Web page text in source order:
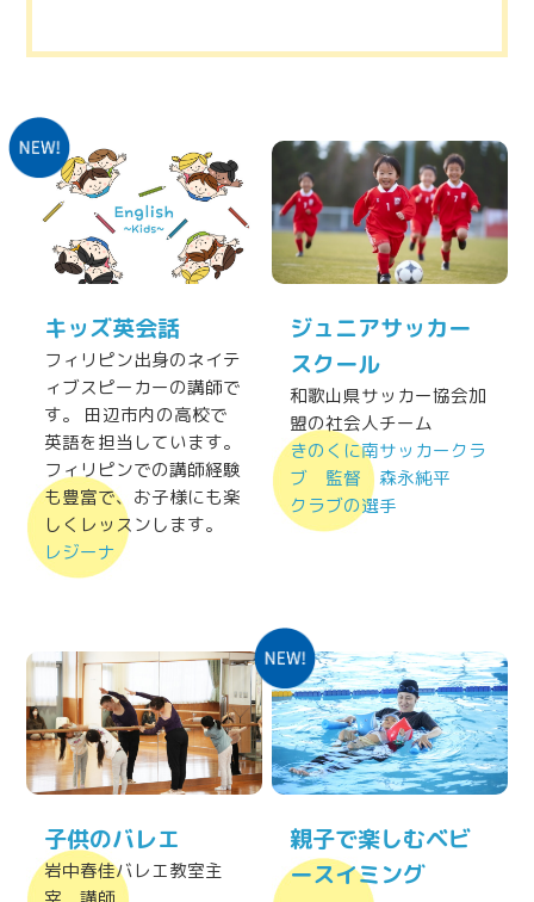
キッズ英会話
フィリピン出身のネイテ
ィブスピーカーの講師で
す。 田辺市内の高校で
英語を担当しています。
フィリピンでの講師経験
も豊富で、お子様にも楽
しくレッスンします。
レジーナ
ジュニアサッカー
スクール
和歌山県サッカー協会加
盟の社会人チーム
きのくに南サッカークラ
ブ 監督 森永純平
クラブの選手
子供のバレエ
岩中春佳バレエ教室主
親子で楽しむベビ
ースイミング